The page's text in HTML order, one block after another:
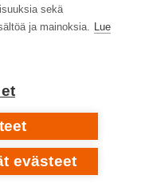
sekä
ja mainoksia. Lue
evästeet